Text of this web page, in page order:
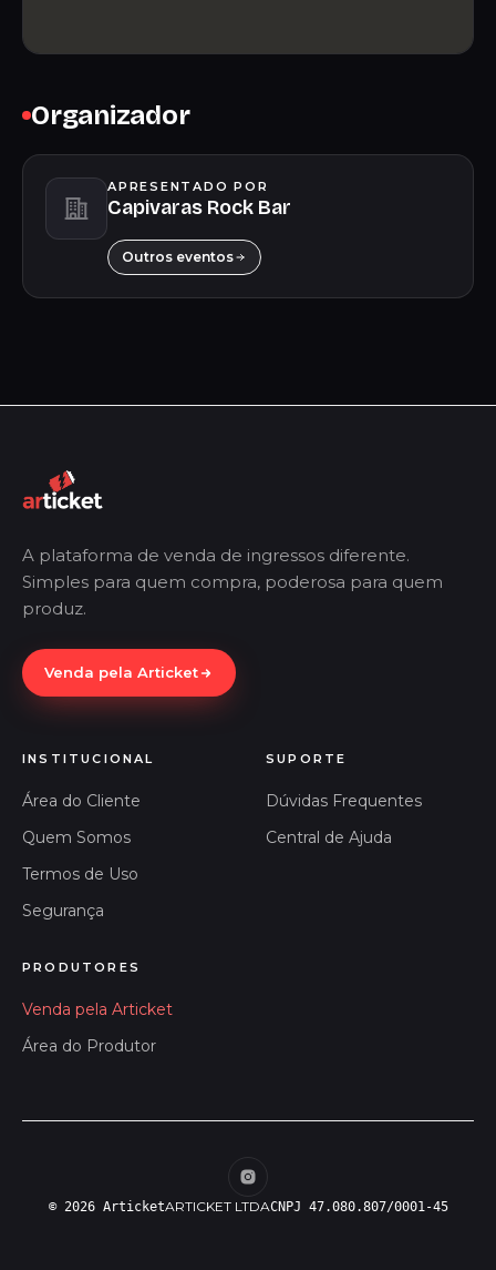
Organizador
APRESENTADO POR
Capivaras Rock Bar
Outros eventos
A plataforma de venda de ingressos diferente.
Simples para quem compra, poderosa para quem
produz.
Venda pela Articket
INSTITUCIONAL
Área do Cliente
Quem Somos
Termos de Uso
Segurança
SUPORTE
Dúvidas Frequentes
Central de Ajuda
PRODUTORES
Venda pela Articket
Área do Produtor
© 2026 ArticketARTICKET LTDACNPJ 47.080.807/0001-45